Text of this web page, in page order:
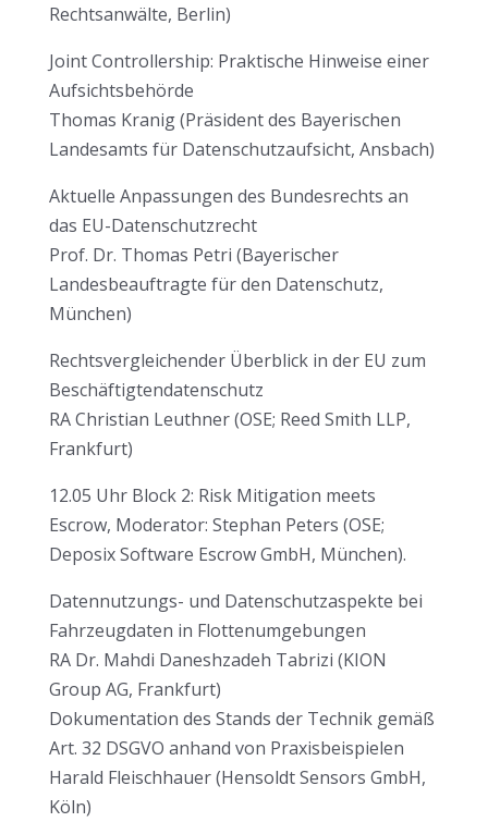
Rechtsanwälte, Berlin)
Joint Controllership: Praktische Hinweise einer
Aufsichtsbehörde
Thomas Kranig (Präsident des Bayerischen
Landesamts für Datenschutzaufsicht, Ansbach)
Aktuelle Anpassungen des Bundesrechts an
das EU-Datenschutzrecht
Prof. Dr. Thomas Petri (Bayerischer
Landesbeauftragte für den Datenschutz,
München)
Rechtsvergleichender Überblick in der EU zum
Beschäftigtendatenschutz
RA Christian Leuthner (OSE; Reed Smith LLP,
Frankfurt)
12.05 Uhr Block 2: Risk Mitigation meets
Escrow, Moderator: Stephan Peters (OSE;
Deposix Software Escrow GmbH, München).
Datennutzungs- und Datenschutzaspekte bei
Fahrzeugdaten in Flottenumgebungen
RA Dr. Mahdi Daneshzadeh Tabrizi (KION
Group AG, Frankfurt)
Dokumentation des Stands der Technik gemäß
Art. 32 DSGVO anhand von Praxisbeispielen
Harald Fleischhauer (Hensoldt Sensors GmbH,
Köln)